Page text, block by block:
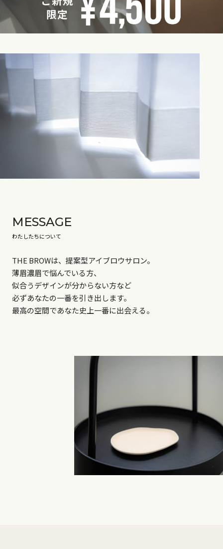
MESSAGE
わたしたちについて
THE BROWは、提案型アイブロウサロン。
薄眉濃眉で悩んでいる方、
似合うデザインが分からない方など
必ずあなたの一番を引き出します。
最高の空間であなた史上一番に出会える。